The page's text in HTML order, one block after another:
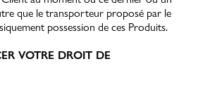
que le transporteur proposé par le
possession de ces Produits.
VOTRE DROIT DE